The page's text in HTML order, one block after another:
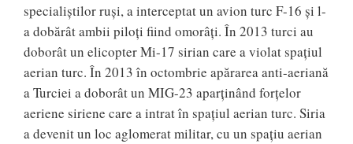
specialiștilor ruși, a interceptat un avion turc F-16 și l-
a dobărât ambii piloți fiind omorâți. În 2013 turci au
doborât un elicopter Mi-17 sirian care a violat spațiul
aerian turc. În 2013 în octombrie apărarea anti-aeriană
a Turciei a doborât un MIG-23 aparținând forțelor
aeriene siriene care a intrat în spațiul aerian turc. Siria
a devenit un loc aglomerat militar, cu un spațiu aerian